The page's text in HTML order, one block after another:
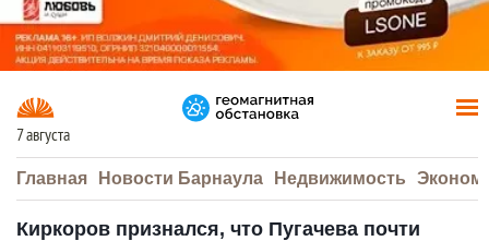
7 августа
Главная Новости Барнаула Недвижимость
Киркоров признался, что Пугачева почти